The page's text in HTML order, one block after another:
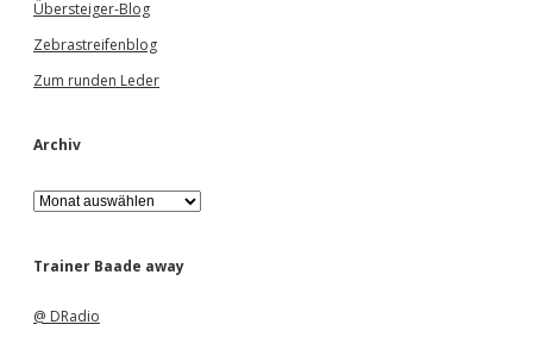
Übersteiger-Blog
Zebrastreifenblog
Zum runden Leder
Archiv
A
r
h
Trainer Baade away
@ DRadio